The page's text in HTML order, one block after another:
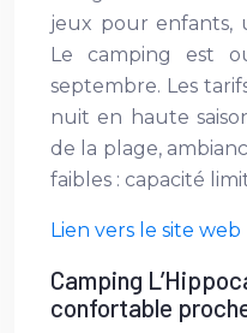
jeux pour enfants,
Le camping est
septembre. Les
nuit en haute
de la plage,
faibles : capacité
Lien vers le site web
Camping
confortable